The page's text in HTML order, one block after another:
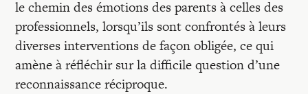
le chemin des émotions des parents à celles des
professionnels, lorsqu’ils sont confrontés à leurs
diverses interventions de façon obligée, ce qui
amène à réfléchir sur la difficile question d’une
reconnaissance réciproque.